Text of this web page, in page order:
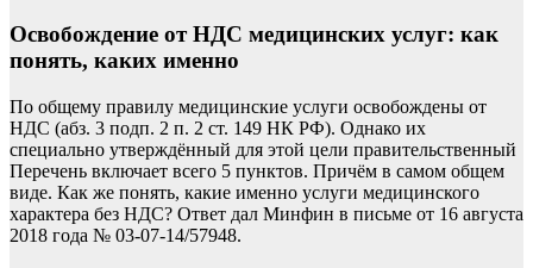
Освобождение от НДС медицинских услуг: как
понять, каких именно
По общему правилу медицинские услуги освобождены от
НДС (абз. 3 подп. 2 п. 2 ст. 149 НК РФ). Однако их
специально утверждённый для этой цели правительственный
Перечень включает всего 5 пунктов. Причём в самом общем
виде. Как же понять, какие именно услуги медицинского
характера без НДС? Ответ дал Минфин в письме от 16 августа
2018 года № 03-07-14/57948.